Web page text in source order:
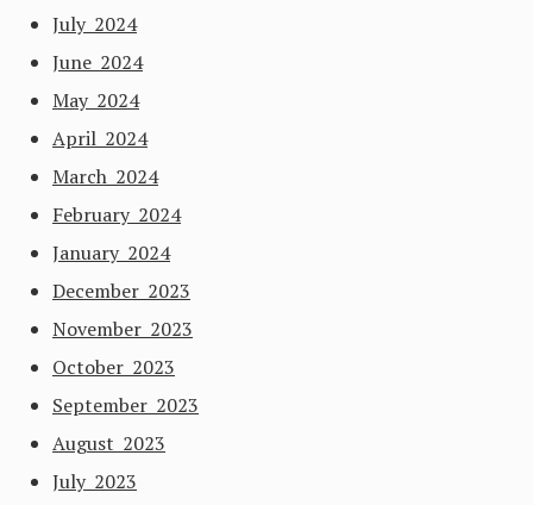
July 2024
June 2024
May 2024
April 2024
March 2024
February 2024
January 2024
December 2023
November 2023
October 2023
September 2023
August 2023
July 2023